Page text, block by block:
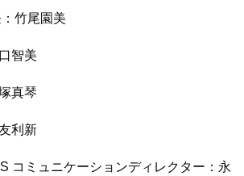
竹尾園美
智美
真琴
利新
コミュニケーションディレクター：永